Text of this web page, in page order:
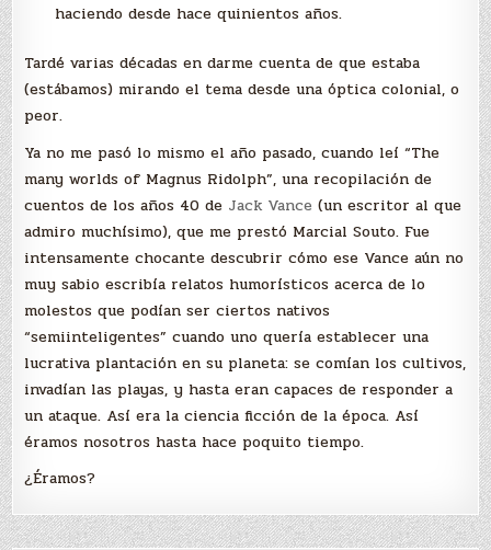
haciendo desde hace quinientos años.
Tardé varias décadas en darme cuenta de que estaba
(estábamos) mirando el tema desde una óptica colonial, o
peor.
Ya no me pasó lo mismo el año pasado, cuando leí “The
many worlds of Magnus Ridolph”, una recopilación de
cuentos de los años 40 de Jack Vance (un escritor al que
admiro muchísimo), que me prestó Marcial Souto. Fue
intensamente chocante descubrir cómo ese Vance aún no
muy sabio escribía relatos humorísticos acerca de lo
molestos que podían ser ciertos nativos
“semiinteligentes” cuando uno quería establecer una
lucrativa plantación en su planeta: se comían los cultivos,
invadían las playas, y hasta eran capaces de responder a
un ataque. Así era la ciencia ficción de la época. Así
éramos nosotros hasta hace poquito tiempo.
¿Éramos?